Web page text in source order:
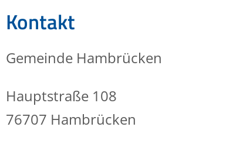
Kontakt
Gemeinde Hambrücken
Hauptstraße 108
76707 Hambrücken